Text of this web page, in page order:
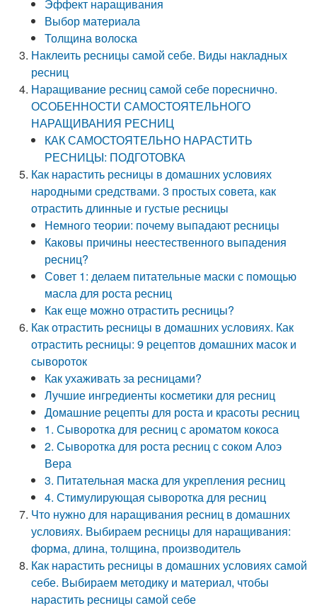
Эффект наращивания
Выбор материала
Толщина волоска
Наклеить ресницы самой себе. Виды накладных
ресниц
Наращивание ресниц самой себе пореснично.
ОСОБЕННОСТИ САМОСТОЯТЕЛЬНОГО
НАРАЩИВАНИЯ РЕСНИЦ
КАК САМОСТОЯТЕЛЬНО НАРАСТИТЬ
РЕСНИЦЫ: ПОДГОТОВКА
Как нарастить ресницы в домашних условиях
народными средствами. 3 простых совета, как
отрастить длинные и густые ресницы
Немного теории: почему выпадают ресницы
Каковы причины неестественного выпадения
ресниц?
Совет 1: делаем питательные маски с помощью
масла для роста ресниц
Как еще можно отрастить ресницы?
Как отрастить ресницы в домашних условиях. Как
отрастить ресницы: 9 рецептов домашних масок и
сывороток
Как ухаживать за ресницами?
Лучшие ингредиенты косметики для ресниц
Домашние рецепты для роста и красоты ресниц
1. Сыворотка для ресниц с ароматом кокоса
2. Сыворотка для роста ресниц с соком Алоэ
Вера
3. Питательная маска для укрепления ресниц
4. Стимулирующая сыворотка для ресниц
Что нужно для наращивания ресниц в домашних
условиях. Выбираем ресницы для наращивания:
форма, длина, толщина, производитель
Как нарастить ресницы в домашних условиях самой
себе. Выбираем методику и материал, чтобы
нарастить ресницы самой себе